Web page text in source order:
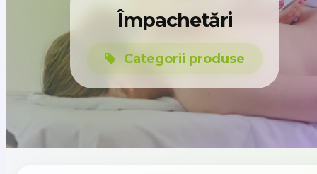
Împachetări
Categorii produse